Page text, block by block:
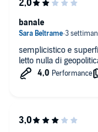
semplicistico e
letto nulla di
banale